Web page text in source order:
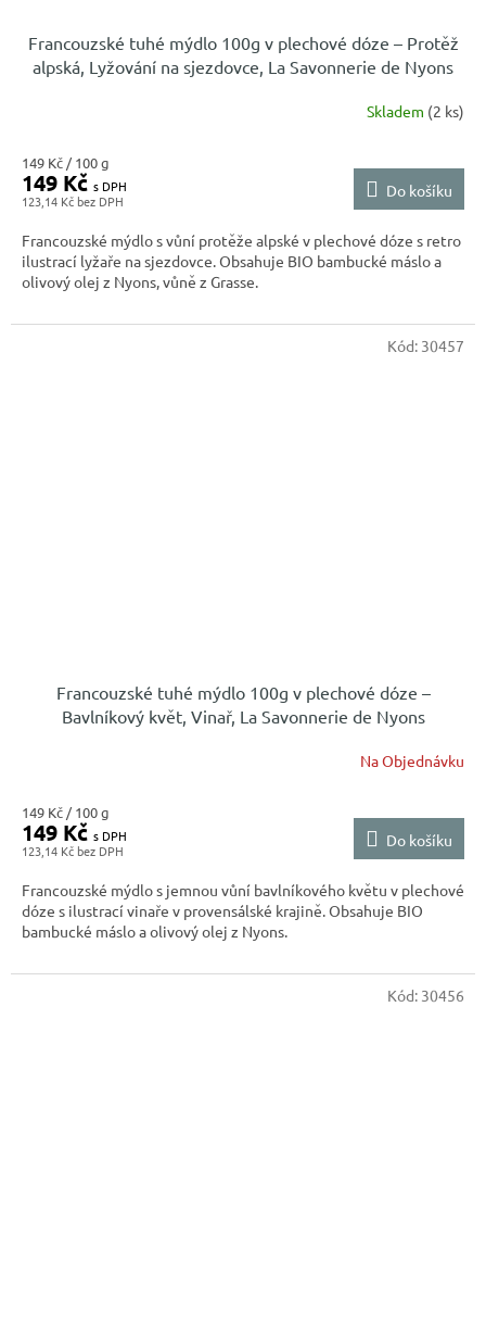
Francouzské tuhé mýdlo 100g v plechové dóze – Protěž
alpská, Lyžování na sjezdovce, La Savonnerie de Nyons
Skladem (2 ks)
123,14 Kč
149 Kč
Měrná
cena:
149 Kč / 100 g
Do košíku
Francouzské mýdlo s vůní protěže alpské v plechové dóze s retro
ilustrací lyžaře na sjezdovce. Obsahuje BIO bambucké máslo a
olivový olej z Nyons, vůně z Grasse.
Francouzské tuhé mýdlo 100g v plechové dóze –
Bavlníkový květ, Vinař, La Savonnerie de Nyons
Na Objednávku
123,14 Kč
149 Kč
Měrná
cena:
149 Kč / 100 g
Do košíku
Francouzské mýdlo s jemnou vůní bavlníkového květu v plechové
dóze s ilustrací vinaře v provensálské krajině. Obsahuje BIO
bambucké máslo a olivový olej z Nyons.
Kód: 30457
Kód: 30456